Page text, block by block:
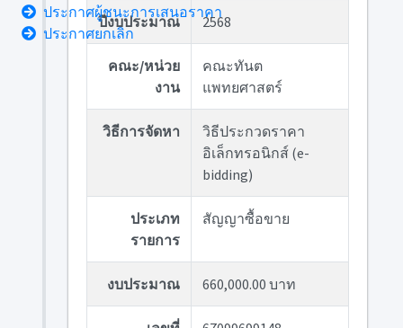
ปีงบประมาณ 2568
คณะ/หน่วย
งาน
คณะทันต
แพทยศาสตร์
วิธีการจัดหา
วิธีประกวดราคา
อิเล็กทรอนิกส์ (e-
bidding)
ประเภท
รายการ
สัญญาซื้อขาย
งบประมาณ 660,000.00 บาท
ประกาศผู้ชนะการเสนอราคา
ประกาศยกเลิก